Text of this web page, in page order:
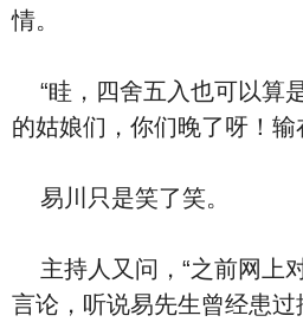
情。
“眭，四舍五入也可以算
的姑娘们，你们晚了呀！输
易川只是笑了笑。
主持人又问，“之前网上
言论，听说易先生曾经患